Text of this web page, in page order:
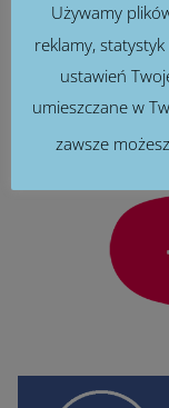
Rób zakupy i
Używamy
reklamy,
ustawień
umieszczane w
zawsze